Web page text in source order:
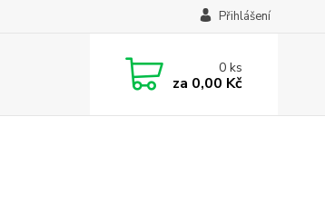
Přihlášení
0ks
za 0,00 Kč